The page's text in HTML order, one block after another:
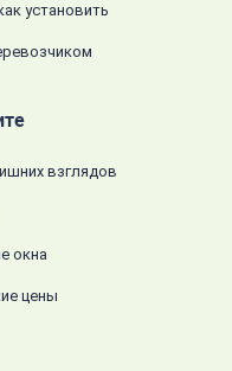
установить
взглядов
окна
цены